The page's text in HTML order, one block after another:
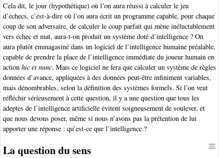
Cela dit, le jour (hypothétique) où l’on aura réussi à calculer le jeu
d’échecs, c’est-à-dire où l’on aura écrit un programme capable, pour chaque
coup de son adversaire, de calculer le coup parfait qui mène inéluctablement
vers échec et mat, aura-t-on produit un système doté d’intelligence ? On
aura plutôt emmagasiné dans un logiciel de l’intelligence humaine préalable,
capable de prendre la place de l’intelligence immédiate du joueur humain en
action hic et nunc. Mais ce logiciel ne fera que calculer un système de règles
données d’avance, appliquées à des données peut-être infiniment variables,
mais dénombrables, selon la définition des systèmes formels. Si l’on veut
réfléchir sérieusement à cette question, il y a une question que tous les
adeptes de l’intelligence artificielle évitent soigneusement de soulever, et
que nous devons poser, même si nous n’avons pas la prétention de lui
apporter une réponse : qu’est-ce que l’intelligence ?
La question du sens